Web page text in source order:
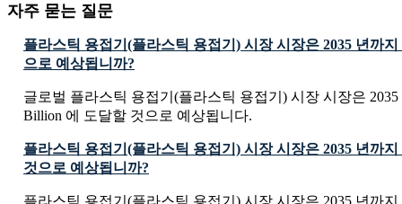
자주 묻는 질문
플라스틱 용접기(플라스틱 용접기) 시장 시장은 2035 년까
으로 예상됩니까?
글로벌 플라스틱 용접기(플라스틱 용접기) 시장 시장은 2035
Billion 에 도달할 것으로 예상됩니다.
플라스틱 용접기(플라스틱 용접기) 시장 시장은 2035 년까
것으로 예상됩니까?